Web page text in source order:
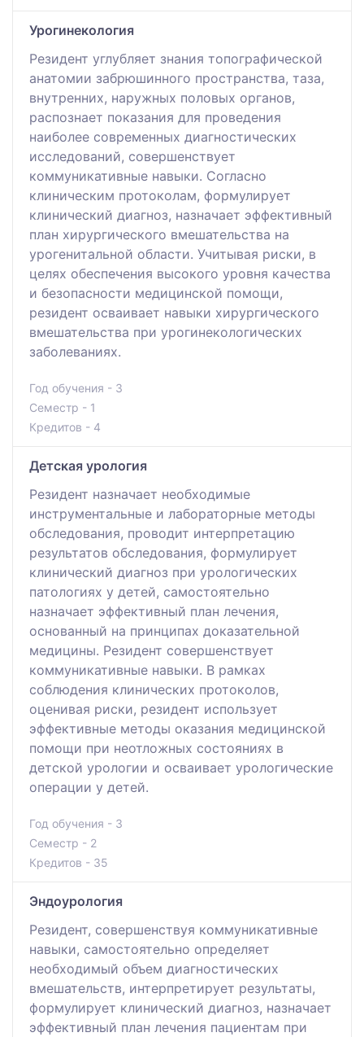
Урогинекология
Резидент углубляет знания топографической
анатомии забрюшинного пространства, таза,
внутренних, наружных половых органов,
распознает показания для проведения
наиболее современных диагностических
исследований, совершенствует
коммуникативные навыки. Согласно
клиническим протоколам, формулирует
клинический диагноз, назначает эффективный
план хирургического вмешательства на
урогенитальной области. Учитывая риски, в
целях обеспечения высокого уровня качества
и безопасности медицинской помощи,
резидент осваивает навыки хирургического
вмешательства при урогинекологических
заболеваниях.
Год обучения - 3
Семестр - 1
Кредитов - 4
Детская урология
Резидент назначает необходимые
инструментальные и лабораторные методы
обследования, проводит интерпретацию
результатов обследования, формулирует
клинический диагноз при урологических
патологиях у детей, самостоятельно
назначает эффективный план лечения,
основанный на принципах доказательной
медицины. Резидент совершенствует
коммуникативные навыки. В рамках
соблюдения клинических протоколов,
оценивая риски, резидент использует
эффективные методы оказания медицинской
помощи при неотложных состояниях в
детской урологии и осваивает урологические
операции у детей.
Год обучения - 3
Семестр - 2
Кредитов - 35
Эндоурология
Резидент, совершенствуя коммуникативные
навыки, самостоятельно определяет
необходимый объем диагностических
вмешательств, интерпретирует результаты,
формулирует клинический диагноз, назначает
эффективный план лечения пациентам при